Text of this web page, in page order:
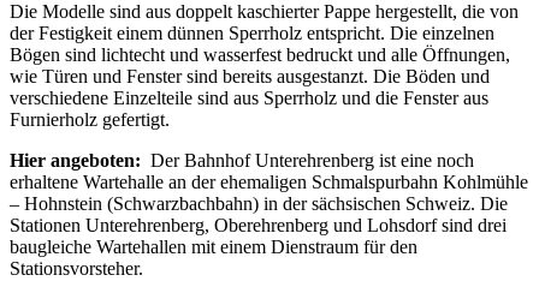
Die Modelle sind aus doppelt kaschierter Pappe hergestellt, die von
der Festigkeit einem dünnen Sperrholz entspricht. Die einzelnen
Bögen sind lichtecht und wasserfest bedruckt und alle Öffnungen,
wie Türen und Fenster sind bereits ausgestanzt. Die Böden und
verschiedene Einzelteile sind aus Sperrholz und die Fenster aus
Furnierholz gefertigt.
Hier angeboten: Der Bahnhof Unterehrenberg ist eine noch
erhaltene Wartehalle an der ehemaligen Schmalspurbahn Kohlmühle
– Hohnstein (Schwarzbachbahn) in der sächsischen Schweiz. Die
Stationen Unterehrenberg, Oberehrenberg und Lohsdorf sind drei
baugleiche Wartehallen mit einem Dienstraum für den
Stationsvorsteher.